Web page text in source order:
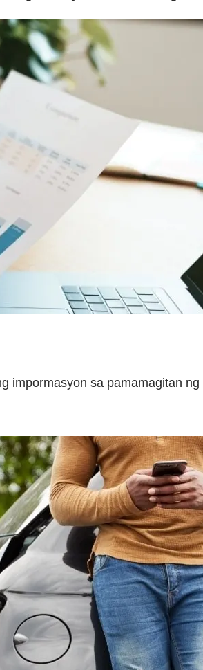
impormasyon sa pamamagitan